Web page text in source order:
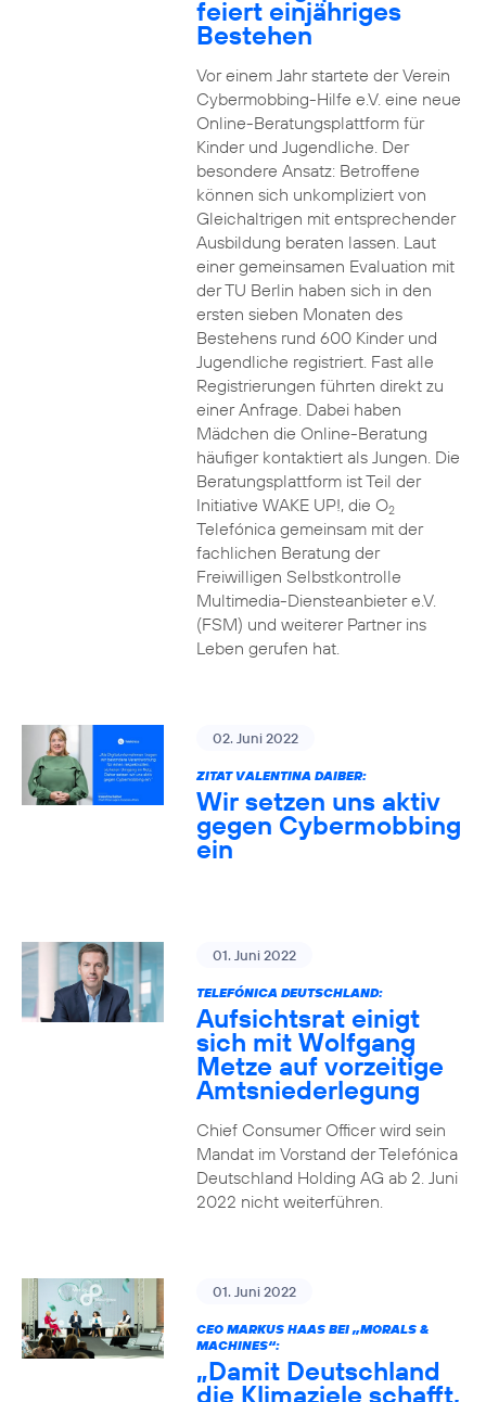
feiert einjähriges
Bestehen
Vor einem Jahr startete der Verein
Cybermobbing-Hilfe e.V. eine neue
Online-Beratungsplattform für
Kinder und Jugendliche. Der
besondere Ansatz: Betroffene
können sich unkompliziert von
Gleichaltrigen mit entsprechender
Ausbildung beraten lassen. Laut
einer gemeinsamen Evaluation mit
der TU Berlin haben sich in den
ersten sieben Monaten des
Bestehens rund 600 Kinder und
Jugendliche registriert. Fast alle
Registrierungen führten direkt zu
einer Anfrage. Dabei haben
Mädchen die Online-Beratung
häufiger kontaktiert als Jungen. Die
Beratungsplattform ist Teil der
Initiative WAKE UP!, die O2
Telefónica gemeinsam mit der
fachlichen Beratung der
Freiwilligen Selbstkontrolle
Multimedia-Diensteanbieter e.V.
(FSM) und weiterer Partner ins
Leben gerufen hat.
02. Juni 2022
ZITAT VALENTINA DAIBER:
Wir setzen uns aktiv
gegen Cybermobbing
ein
01. Juni 2022
TELEFÓNICA DEUTSCHLAND:
Aufsichtsrat einigt
sich mit Wolfgang
Metze auf vorzeitige
Amtsniederlegung
Chief Consumer Officer wird sein
Mandat im Vorstand der Telefónica
Deutschland Holding AG ab 2. Juni
2022 nicht weiterführen.
01. Juni 2022
CEO MARKUS HAAS BEI „MORALS &
MACHINES“:
„Damit Deutschland
die Klimaziele schafft,